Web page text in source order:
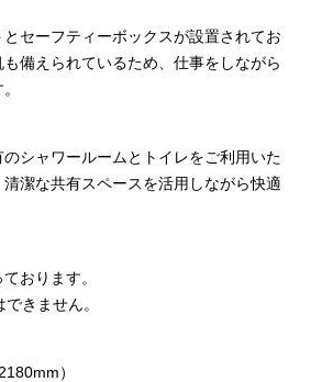
セーフティーボックスが設置されてお
備えられているため、仕事をしながら
シャワールームとトイレをご利用いた
潔な共有スペースを活用しながら快適
おります。
きません。
）